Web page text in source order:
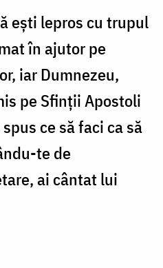
eşti lepros cu trupul
în ajutor pe
iar Dumnezeu,
pe Sfinţii Apostoli
ce să faci ca să
te de
ai cântat lui